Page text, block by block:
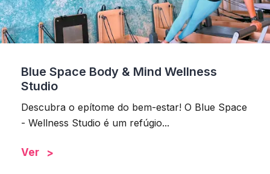
Blue Space Body & Mind Wellness
Studio
Descubra o epítome do bem-estar! O Blue Space
- Wellness Studio é um refúgio...
Ver